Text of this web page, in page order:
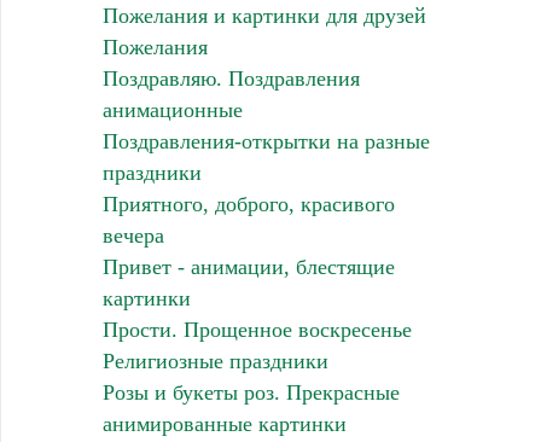
Пожелания и картинки для друзей
Пожелания
Поздравляю. Поздравления
анимационные
Поздравления-открытки на разные
праздники
Приятного, доброго, красивого
вечера
Привет - анимации, блестящие
картинки
Прости. Прощенное воскресенье
Религиозные праздники
Розы и букеты роз. Прекрасные
анимированные картинки